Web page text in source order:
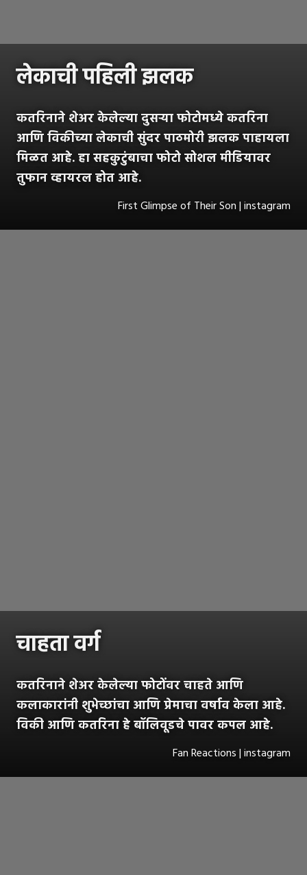
लेकाची पहिली झलक
कतरिनाने शेअर केलेल्या दुसऱ्या फोटोमध्ये कतरिना
आणि विकीच्या लेकाची सुंदर पाठमोरी झलक पाहायला
मिळत आहे. हा सहकुटुंबाचा फोटो सोशल मीडियावर
तुफान व्हायरल होत आहे.
First Glimpse of Their Son | instagram
चाहता वर्ग
कतरिनाने शेअर केलेल्या फोटोंवर चाहते आणि
कलाकारांनी शुभेच्छांचा आणि प्रेमाचा वर्षाव केला आहे.
विकी आणि कतरिना हे बॉलिवूडचे पावर कपल आहे.
Fan Reactions | instagram